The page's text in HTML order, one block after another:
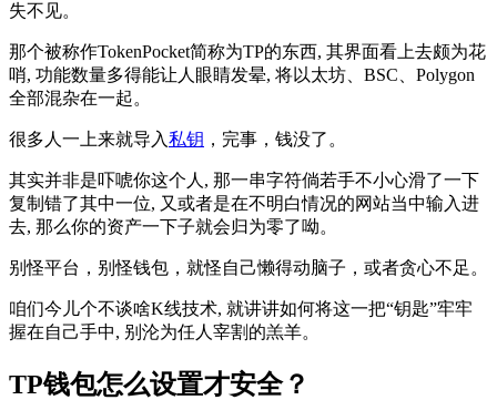
失不见。
那个被称作TokenPocket简称为TP的东西, 其界面看上去颇为花
哨, 功能数量多得能让人眼睛发晕, 将以太坊、BSC、Polygon
全部混杂在一起。
很多人一上来就导入私钥 ，完事，钱没了。
其实并非是吓唬你这个人, 那一串字符倘若手不小心滑了一下
复制错了其中一位, 又或者是在不明白情况的网站当中输入进
去, 那么你的资产一下子就会归为零了呦。
别怪平台，别怪钱包，就怪自己懒得动脑子，或者贪心不足。
咱们今儿个不谈啥K线技术, 就讲讲如何将这一把“钥匙”牢牢
握在自己手中, 别沦为任人宰割的羔羊。
TP钱包怎么设置才安全？